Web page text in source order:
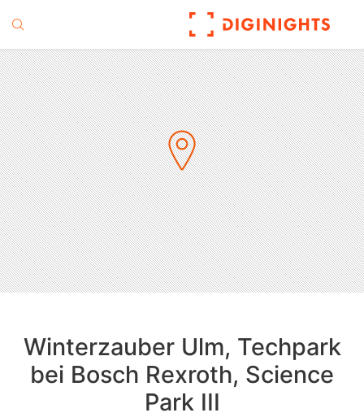
Winterzauber Ulm, Techpark
bei Bosch Rexroth, Science
Park III